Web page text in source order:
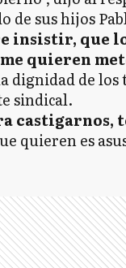
de sus hijos
insistir, que
quieren
dignidad de los
sindical.
castigarnos,
quieren es